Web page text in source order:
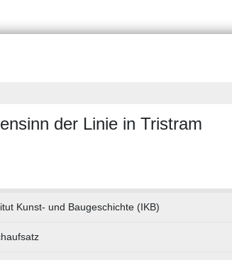
der Linie in Tristram
Kunst- und Baugeschichte (IKB)